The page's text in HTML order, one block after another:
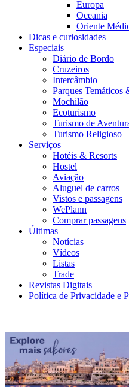
Europa
Oceania
Oriente
Dicas e curiosidades
Especiais
Diário de Bordo
Cruzeiros
Intercâmbio
Parques Temáticos
Mochilão
Ecoturismo
Turismo de
Turismo Religioso
Serviços
Hotéis & Resorts
Hostel
Aviação
Aluguel de carros
Vistos e passagens
WePlann
Comprar passagens
Últimas
Notícias
Vídeos
Listas
Trade
Revistas Digitais
Política de Privacidade e